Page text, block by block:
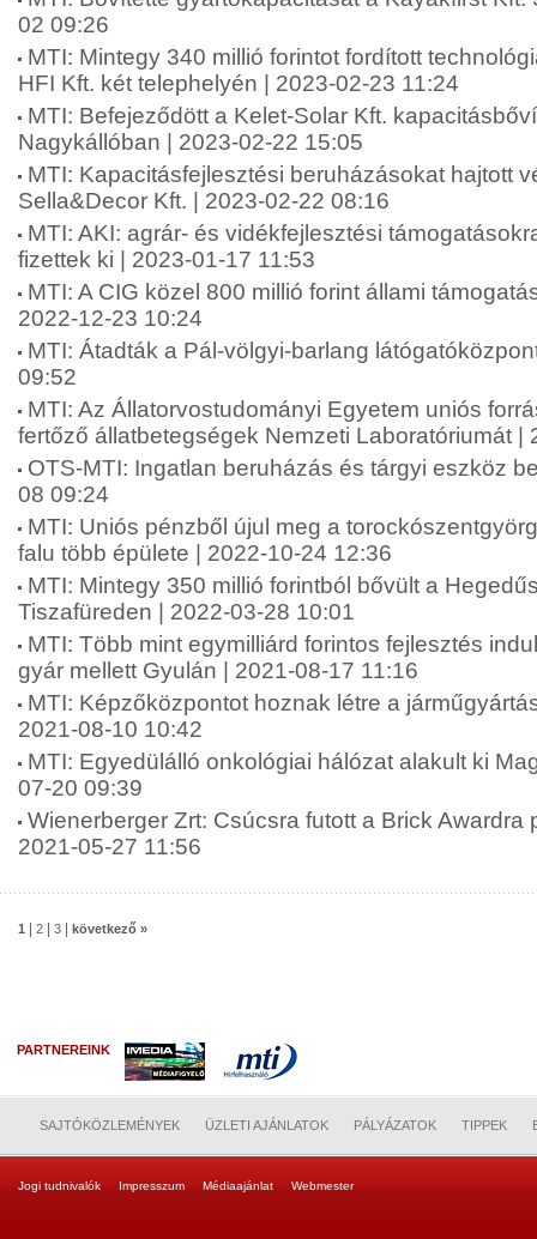
02 09:26
MTI: Mintegy 340 millió forintot fordított
HFI Kft. két telephelyén | 2023-02-23 11:24
MTI: Befejeződött a Kelet-Solar Kft.
Nagykállóban | 2023-02-22 15:05
MTI: Kapacitásfejlesztési beruházásokat hajtott
Sella&Decor Kft. | 2023-02-22 08:16
MTI: AKI: agrár- és vidékfejlesztési
fizettek ki | 2023-01-17 11:53
MTI: A CIG közel 800 millió forint állami
2022-12-23 10:24
MTI: Átadták a Pál-völgyi-barlang
09:52
MTI: Az Állatorvostudományi Egyetem uniós
fertőző állatbetegségek Nemzeti Laboratóriumát |
OTS-MTI: Ingatlan beruházás és tárgyi eszköz
08 09:24
MTI: Uniós pénzből újul meg a
falu több épülete | 2022-10-24 12:36
MTI: Mintegy 350 millió forintból bővült a
Tiszafüreden | 2022-03-28 10:01
MTI: Több mint egymilliárd forintos fejlesztés
gyár mellett Gyulán | 2021-08-17 11:16
MTI: Képzőközpontot hoznak létre a
2021-08-10 10:42
MTI: Egyedülálló onkológiai hálózat alakult ki
07-20 09:39
Wienerberger Zrt: Csúcsra futott a Brick Awardra
2021-05-27 11:56
1 2 3 következő »
PARTNEREINK
SAJTÓKÖZLEMÉNYEK ÜZLETI AJÁNLATOK PÁLYÁZATOK TIPPEK
Jogi tudnivalók Impresszum Médiaajánlat Webmester